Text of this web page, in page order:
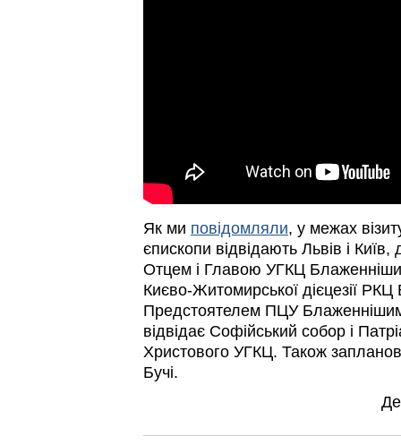
Як ми повідомляли, у межах
єпископи відвідають Львів і Київ,
Отцем і Главою УГКЦ
Києво-Житомирської дієцезії РКЦ
Предстоятелем ПЦУ
відвідає Софійський собор і
Христового УГКЦ. Також
Бучі.